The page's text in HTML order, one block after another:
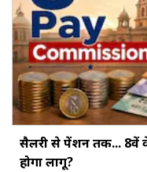
सैलरी से पेंशन तक... 8वें
होगा लागू?